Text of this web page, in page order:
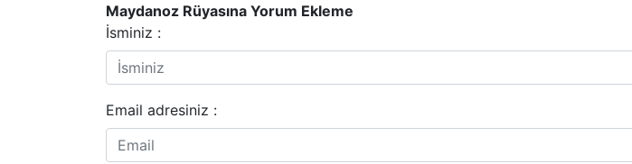
Maydanoz Rüyasına Yorum Ekleme
İsminiz :
Email adresiniz :